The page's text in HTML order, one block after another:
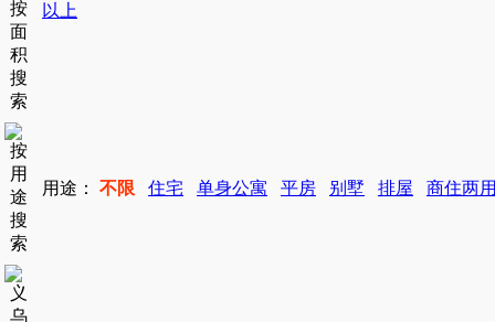
以上
用途： 不限 住宅 单身公寓 平房 别墅 排屋 商住两